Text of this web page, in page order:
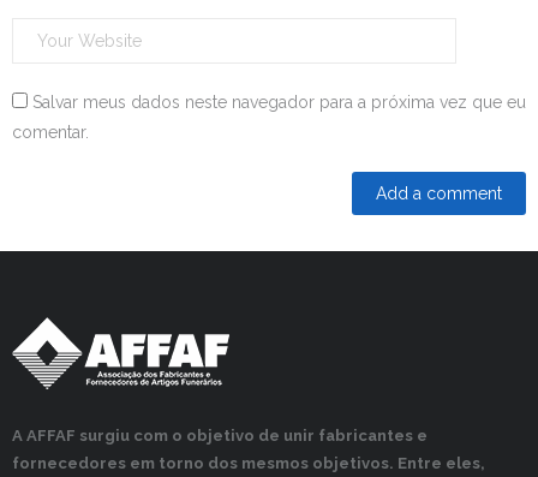
Salvar meus dados neste navegador para a próxima vez que eu
comentar.
A AFFAF surgiu com o objetivo de unir fabricantes e
fornecedores em torno dos mesmos objetivos. Entre eles,